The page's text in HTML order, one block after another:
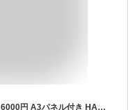
松阪まるよし 松阪牛 景品 目録 ギフト 6000円 A3パネル付き HAタイプ カタログギフト 結婚式 二次会 ゴルフコンペ ビンゴ